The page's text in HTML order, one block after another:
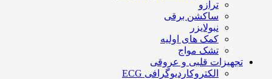
ترازو
ساکشن برقی
نبولایزر
کمک های اولیه
تشک مواج
تجهیزات قلبی و عروقی
الکتروکاردیوگرافی ECG